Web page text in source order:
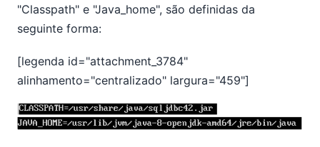
"Classpath" e "Java_home", são definidas da
seguinte forma:
[legenda id="attachment_3784"
alinhamento="centralizado" largura="459"]